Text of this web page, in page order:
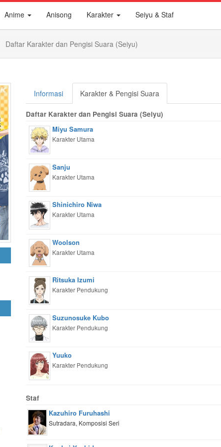
Anime Anisong Karakter Seiyu & Staf
Daftar Karakter dan Pengisi Suara (Seiyu)
Informasi Karakter & Pengisi Suara
Daftar Karakter dan Pengisi Suara (Seiyu)
Miyu Samura
Karakter Utama
Sanju
Karakter Utama
Shinichiro Niwa
Karakter Utama
Woolson
Karakter Utama
Ritsuka Izumi
Karakter Pendukung
Suzunosuke Kubo
Karakter Pendukung
Yuuko
Karakter Pendukung
Staf
Kazuhiro Furuhashi
Sutradara, Komposisi Seri